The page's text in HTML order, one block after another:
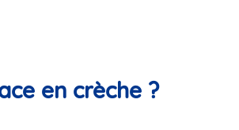
en crèche ?